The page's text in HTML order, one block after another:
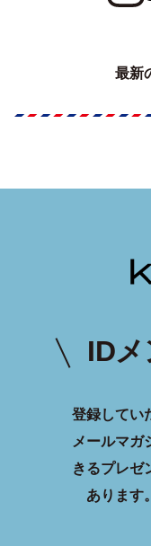
最新
ID
登録してい
メールマガ
きるプレゼ
あります。